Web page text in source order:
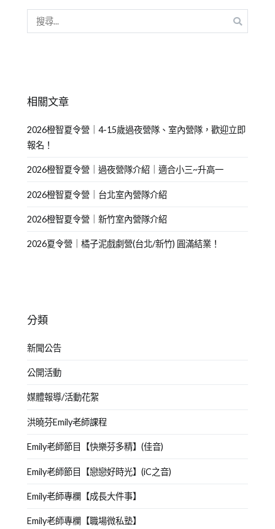
相關文章
2026橙智夏令營｜4-15歲過夜營隊、室內營隊，歡迎立即
報名！
2026橙智夏令營｜過夜營隊介紹｜適合小三~升高一
2026橙智夏令營｜台北室內營隊介紹
2026橙智夏令營｜新竹室內營隊介紹
2026夏令營｜橘子泥戲劇營(台北/新竹) 圓滿結業！
分類
新聞公告
公開活動
媒體報導/活動花絮
洪曉芬Emily老師課程
Emily老師節目【快樂芬多精】(佳音)
Emily老師節目【戀戀好時光】(iC之音)
Emily老師專欄【成長大件事】
Emily老師專欄【職場微私塾】